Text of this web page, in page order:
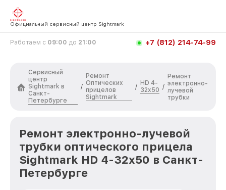
Официальный сервисный центр Sightmark
Работаем с 09:00 до 21:00 +7 (812) 214-74-99
Сервисный
центр
Sightmark в
Санкт-
Петербурге
/
Ремонт
Оптических
прицелов
Sightmark
/
HD 4-
32x50 /
Ремонт
электронно-
лучевой
трубки
Ремонт электронно-лучевой
трубки оптического прицела
Sightmark HD 4-32x50 в Санкт-
Петербурге